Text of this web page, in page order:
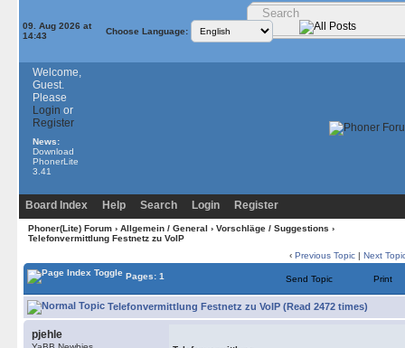
09. Aug 2026 at
14:43
Choose Language:
Welcome,
Guest.
Please
Login or
Register
News:
Download
PhonerLite
3.41
Board Index Help Search Login Register
Phoner(Lite) Forum› Allgemein / General › Vorschläge / Suggestions ›
Telefonvermittlung Festnetz zu VoIP
‹ Previous Topic | Next
Pages: 1 Send Topic Print
Telefonvermittlung Festnetz zu VoIP (Read 2472 times)
pjehle